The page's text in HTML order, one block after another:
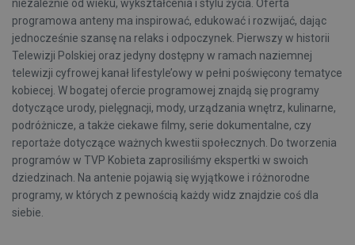
niezależnie od wieku, wykształcenia i stylu życia. Oferta
programowa anteny ma inspirować, edukować i rozwijać, dając
jednocześnie szansę na relaks i odpoczynek. Pierwszy w historii
Telewizji Polskiej oraz jedyny dostępny w ramach naziemnej
telewizji cyfrowej kanał lifestyle’owy w pełni poświęcony tematyce
kobiecej. W bogatej ofercie programowej znajdą się programy
dotyczące urody, pielęgnacji, mody, urządzania wnętrz, kulinarne,
podróżnicze, a także ciekawe filmy, serie dokumentalne, czy
reportaże dotyczące ważnych kwestii społecznych. Do tworzenia
programów w TVP Kobieta zaprosiliśmy ekspertki w swoich
dziedzinach. Na antenie pojawią się wyjątkowe i różnorodne
programy, w których z pewnością każdy widz znajdzie coś dla
siebie.